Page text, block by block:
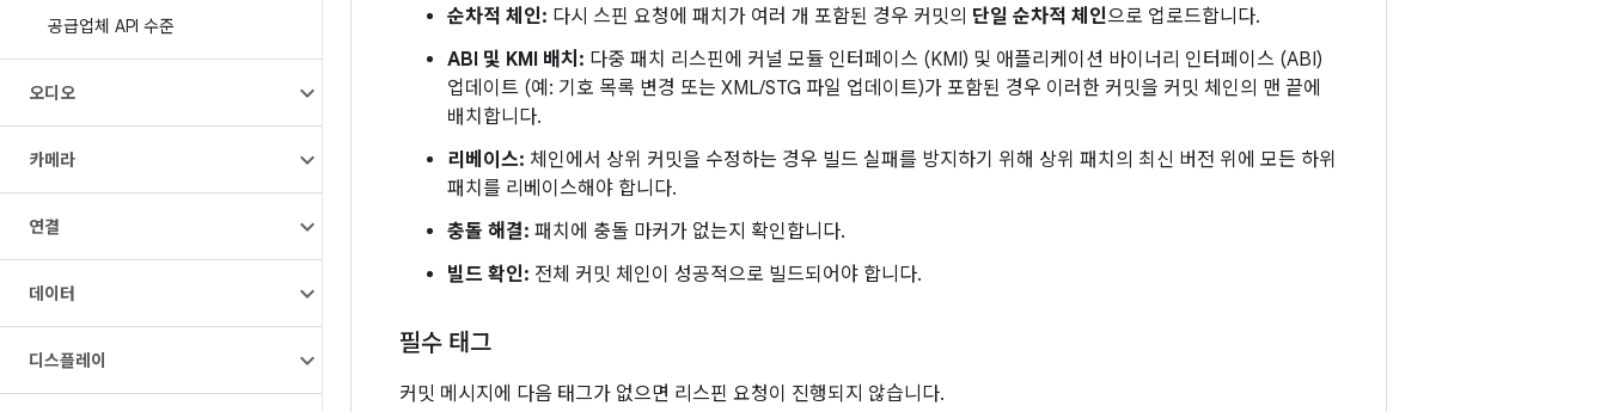
공급업체 API 수준
오디오
카메라
연결
데이터
디스플레이
순차적 체인: 다시 스핀 요청에 패치가 여러 개 포함된 경우 커밋의 단일 순차적 체인으로 업로드합니다.
ABI 및 KMI 배치: 다중 패치 리스핀에 커널 모듈 인터페이스 (KMI) 및 애플리케이션 바이너리 인터페이스 (ABI)
업데이트 (예: 기호 목록 변경 또는 XML/STG 파일 업데이트)가 포함된 경우 이러한 커밋을 커밋 체인의 맨 끝에
배치합니다.
리베이스: 체인에서 상위 커밋을 수정하는 경우 빌드 실패를 방지하기 위해 상위 패치의 최신 버전 위에 모든 하위
패치를 리베이스해야 합니다.
충돌 해결: 패치에 충돌 마커가 없는지 확인합니다.
빌드 확인: 전체 커밋 체인이 성공적으로 빌드되어야 합니다.
필수 태그
커밋 메시지에 다음 태그가 없으면 리스핀 요청이 진행되지 않습니다.